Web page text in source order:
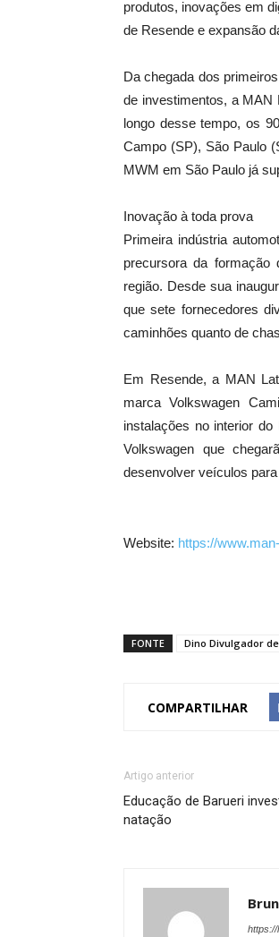
produtos, inovações em
de Resende e expansão
Da chegada dos
de investimentos, a MAN
longo desse tempo, os
Campo (SP), São Paulo
MWM em São Paulo já
Inovação à toda prova
Primeira indústria
precursora da
região. Desde sua
que sete fornecedores
caminhões quanto de
Em Resende, a MAN
marca Volkswagen
instalações no interior
Volkswagen que
desenvolver veículos
Website: https://
FONTE Dino Divulgador
COMPARTILHAR
Artigo anterior
Educação de Barueri
natação
https://